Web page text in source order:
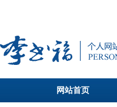
网站首页